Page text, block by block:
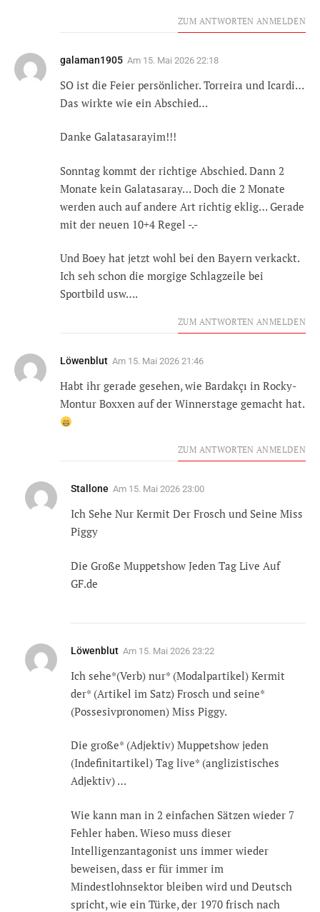
ZUM ANTWORTEN ANMELDEN
galaman1905 Am 15. Mai 2026 22:18
SO ist die Feier persönlicher. Torreira und Icardi…
Das wirkte wie ein Abschied…
Danke Galatasarayim!!!
Sonntag kommt der richtige Abschied. Dann 2
Monate kein Galatasaray… Doch die 2 Monate
werden auch auf andere Art richtig eklig… Gerade
mit der neuen 10+4 Regel -.-
Und Boey hat jetzt wohl bei den Bayern verkackt.
Ich seh schon die morgige Schlagzeile bei
Sportbild usw….
ZUM ANTWORTEN ANMELDEN
Löwenblut Am 15. Mai 2026 21:46
Habt ihr gerade gesehen, wie Bardakçı in Rocky-
Montur Boxxen auf der Winnerstage gemacht hat.
ZUM ANTWORTEN ANMELDEN
Stallone Am 15. Mai 2026 23:00
Ich Sehe Nur Kermit Der Frosch und Seine Miss
Piggy
Die Große Muppetshow Jeden Tag Live Auf
GF.de
Löwenblut Am 15. Mai 2026 23:22
Ich sehe*(Verb) nur* (Modalpartikel) Kermit
der* (Artikel im Satz) Frosch und seine*
(Possesivpronomen) Miss Piggy.
Die große* (Adjektiv) Muppetshow jeden
(Indefinitartikel) Tag live* (anglizistisches
Adjektiv) …
Wie kann man in 2 einfachen Sätzen wieder 7
Fehler haben. Wieso muss dieser
Intelligenzantagonist uns immer wieder
beweisen, dass er für immer im
Mindestlohnsektor bleiben wird und Deutsch
spricht, wie ein Türke, der 1970 frisch nach